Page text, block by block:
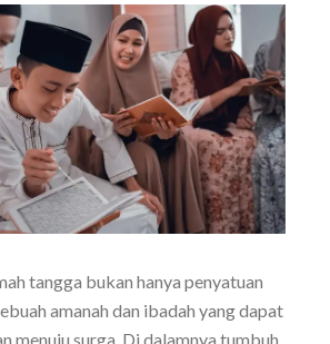
tangga bukan hanya penyatuan
amanah dan ibadah yang dapat
menuju surga. Di dalamnya tumbuh